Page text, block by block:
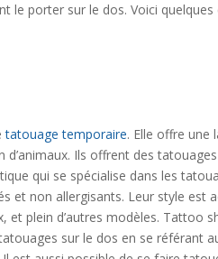
porter sur le dos. Voici quelques
tatouage temporaire. Elle offre une
Ils offrent des
qui se spécialise dans les
et non allergisants. Leur style est
plein d’autres modèles. Tattoo
sur le dos en se référant